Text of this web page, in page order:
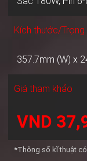
Kích thước/Trọng
357.7mm (W) x
Giá tham khảo
VND
*Thông số kĩ thuật